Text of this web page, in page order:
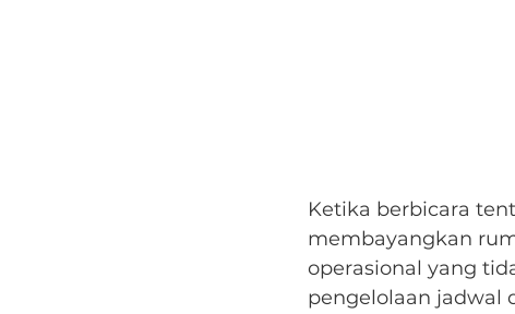
Ketika berbicara
membayangkan
operasional yang
pengelolaan jadwal